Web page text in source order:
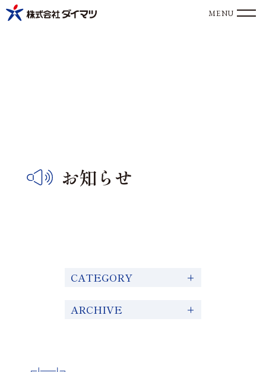
MENU
お知 ら せ
CATEGORY
全ての記事
ARCHIVE